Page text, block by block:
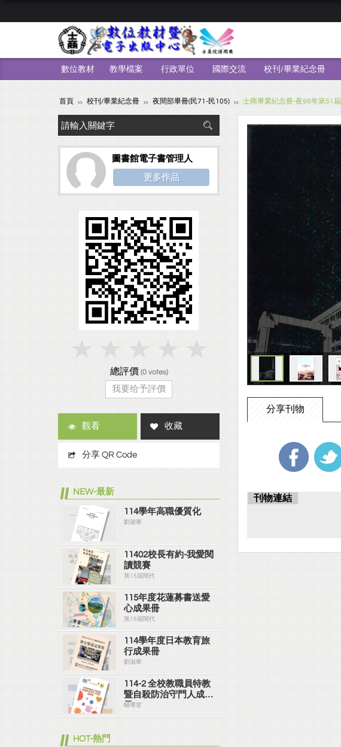
數位教材 教學檔案 行政單位 國際交流 校刊/畢業紀念冊
首頁 校刊/畢業紀念冊 夜間部畢冊(民71-民105) 士商畢業紀念冊-夜98年第51屆
分享刊物
刊物連結
圖書館電子書管理人
更多作品
總評價 (0votes)
我要给予評價
觀看 收藏
分享 QR Code
NEW-最新
114學年高職優質化
劉淑華
11402校長有約-我愛閱
讀競賽
第15屆閱代
115年度花蓮募書送愛
心成果冊
第15屆閱代
114學年度日本教育旅
行成果冊
劉淑華
114-2 全校教職員特教
暨自殺防治守門人成果
冊
輔導室
HOT-熱門